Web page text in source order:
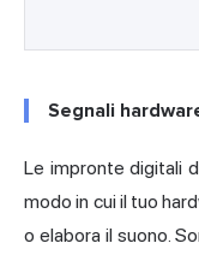
Segnali
Le impronte digitali
modo in cui il tuo
o elabora il suono.